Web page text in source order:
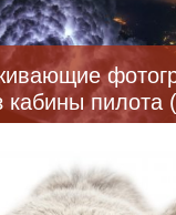
кабины пилота